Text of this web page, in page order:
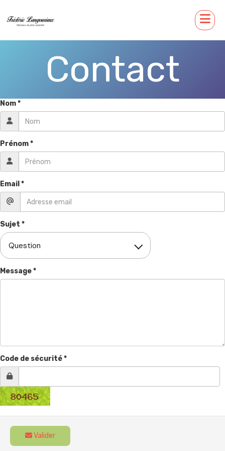
Contact
Nom *
Prénom *
Email *
Sujet *
Question
Message *
Code de sécurité *
Valider